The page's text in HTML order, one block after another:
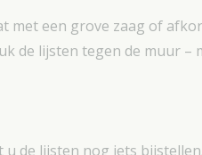
met een grove zaag of
de lijsten tegen de muur –
de lijsten nog iets